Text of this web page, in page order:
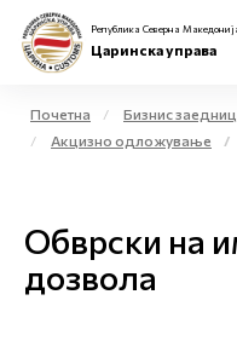
Физички лица
Бизнис заедница
Република Северна
Царинска управа
Почетна Бизнис
Акцизно одложување
Обврски на
дозвола